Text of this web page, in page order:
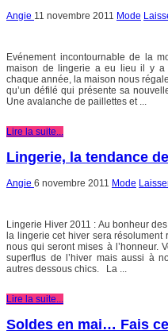
Angie 11 novembre 2011 Mode
Evénement incontournable de la
maison de lingerie a eu lieu il y a
chaque année, la maison nous
qu’un défilé qui présente sa
Une avalanche de paillettes et ...
Lire la suite...
Lingerie, la tendance
Angie 6 novembre 2011 Mode
Lingerie Hiver 2011 : Au bonheur
la lingerie cet hiver sera résolument
nous qui seront mises à l’honneur.
superflus de l’hiver mais aussi à
autres dessous chics. La ...
Lire la suite...
Soldes en mai… Fais